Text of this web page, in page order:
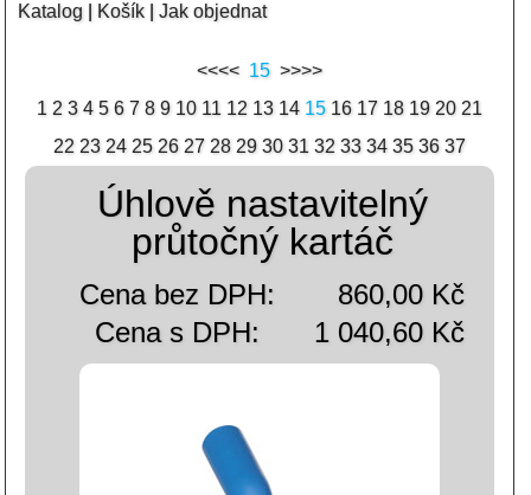
Katalog Košík |Jak objednat
<<<< 15 >>>>
1 2 3 4 5 6 7 8 9 10 11 12 13 14 15 16 17 18 19 20 21
22 23 24 25 26 27 28 29 30 31 32 33 34 35 36 37
Úhlově nastavitelný
průtočný kartáč
Cena bez DPH:
860,00 Kč
Cena s DPH:
1 040,60 Kč